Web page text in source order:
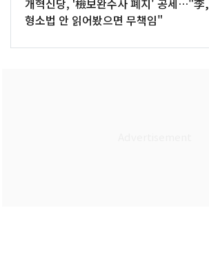
개혁신당, '檢보완수사 폐지' 공세…"李,
형소법 안 읽어봤으면 무책임"